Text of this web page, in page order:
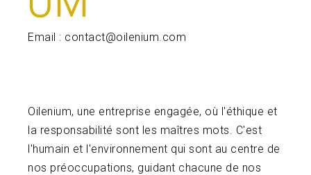
Email : contact@oilenium.com
Oilenium, une entreprise engagée, où l'éthique et
la responsabilité sont les maîtres mots. C'est
l'humain et l'environnement qui sont au centre de
nos préoccupations, guidant chacune de nos